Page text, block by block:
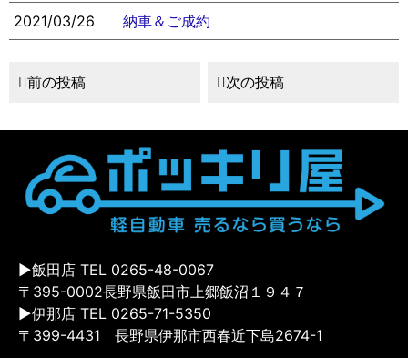
2021/03/26 納車＆ご成約
前の投稿 次の投稿
▶飯田店 TEL 0265-48-0067
〒395-0002長野県飯田市上郷飯沼１９４７
▶伊那店 TEL 0265-71-5350
〒399-4431 長野県伊那市西春近下島2674-1